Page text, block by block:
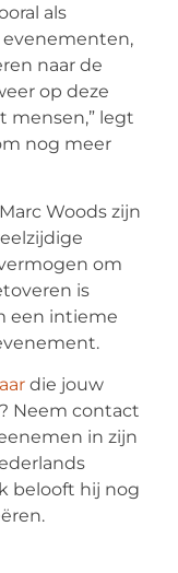
als
naar de
op deze
mensen,” legt
nog meer
Woods zijn
om
is
een intieme
die jouw
Neem contact
in zijn
belooft hij nog